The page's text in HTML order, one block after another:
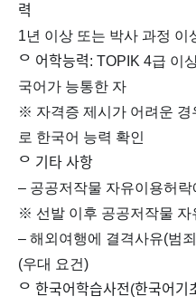
력
1년 이상 또는 박사 과정 이
ᄋ 어학능력: TOPIK 4급 이
국어가 능통한 자
※ 자격증 제시가 어려운 경
로 한국어 능력 확인
ᄋ 기타 사항
– 공공저작물 자유이용허
※ 선발 이후 공공저작물 자
– 해외여행에 결격사유(범
(우대 요건)
ᄋ 한국어학습사전(한국어